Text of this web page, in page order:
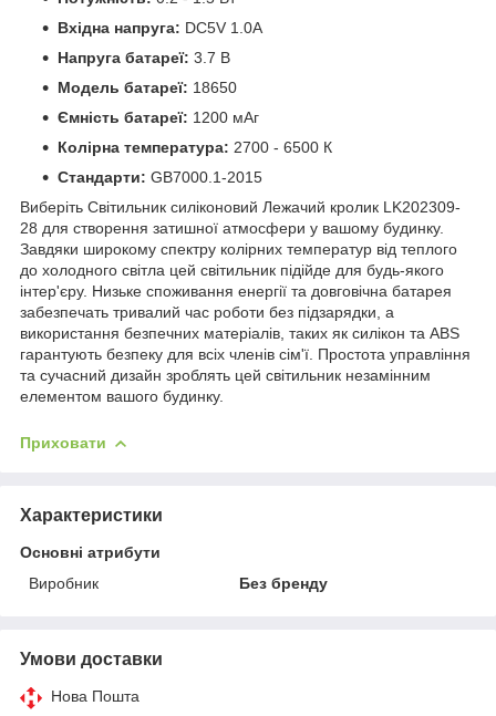
Вхідна напруга: DC5V 1.0A
Напруга батареї: 3.7 В
Модель батареї: 18650
Ємність батареї: 1200 мАг
Колірна температура: 2700 - 6500 К
Стандарти: GB7000.1-2015
Виберіть Світильник силіконовий Лежачий кролик LK202309-
28 для створення затишної атмосфери у вашому будинку.
Завдяки широкому спектру колірних температур від теплого
до холодного світла цей світильник підійде для будь-якого
інтер'єру. Низьке споживання енергії та довговічна батарея
забезпечать тривалий час роботи без підзарядки, а
використання безпечних матеріалів, таких як силікон та ABS
гарантують безпеку для всіх членів сім'ї. Простота управління
та сучасний дизайн зроблять цей світильник незамінним
елементом вашого будинку.
Приховати
Характеристики
Основні атрибути
Виробник
Без бренду
Умови доставки
Нова Пошта